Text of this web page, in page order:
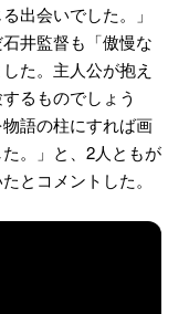
出会いでした。」
井監督も「傲慢な
た。主人公が抱え
るものでしょう
語の柱にすれば画
。」と、2人ともが
とコメントした。